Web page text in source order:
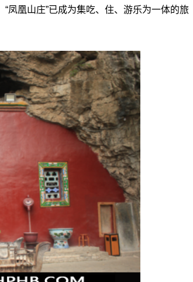
凤凰山庄”已成为集吃、住、游乐为一体的旅